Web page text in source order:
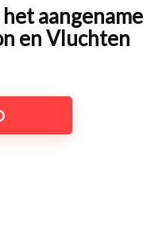
aangename
en Vluchten